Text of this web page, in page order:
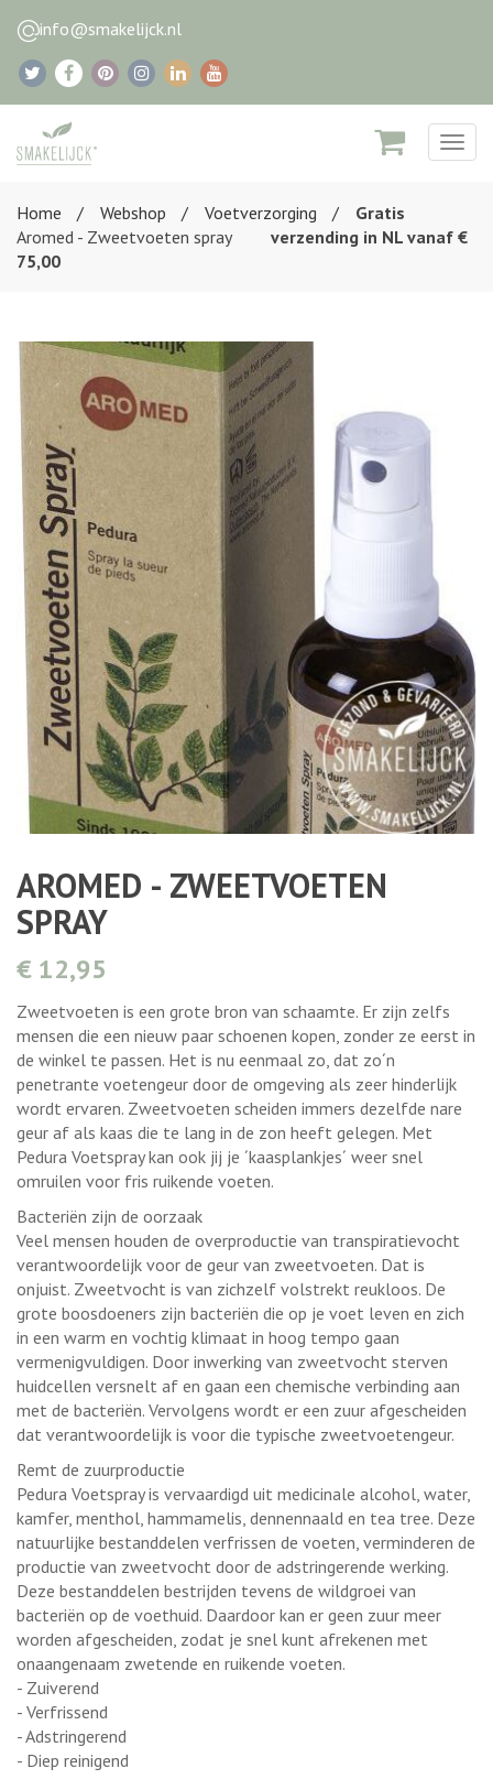
info@smakelijck.nl
Home
Webshop
Voetverzorging
Aromed - Zweetvoeten spray
Gratis
verzending in NL vanaf €
75,00
AROMED - ZWEETVOETEN
SPRAY
€ 12,95
Zweetvoeten is een grote bron van schaamte. Er zijn zelfs
mensen die een nieuw paar schoenen kopen, zonder ze eerst in
de winkel te passen. Het is nu eenmaal zo, dat zo´n
penetrante voetengeur door de omgeving als zeer hinderlijk
wordt ervaren. Zweetvoeten scheiden immers dezelfde nare
geur af als kaas die te lang in de zon heeft gelegen. Met
Pedura Voetspray kan ook jij je ´kaasplankjes´ weer snel
omruilen voor fris ruikende voeten.
Bacteriën zijn de oorzaak
Veel mensen houden de overproductie van transpiratievocht
verantwoordelijk voor de geur van zweetvoeten. Dat is
onjuist. Zweetvocht is van zichzelf volstrekt reukloos. De
grote boosdoeners zijn bacteriën die op je voet leven en zich
in een warm en vochtig klimaat in hoog tempo gaan
vermenigvuldigen. Door inwerking van zweetvocht sterven
huidcellen versnelt af en gaan een chemische verbinding aan
met de bacteriën. Vervolgens wordt er een zuur afgescheiden
dat verantwoordelijk is voor die typische zweetvoetengeur.
Remt de zuurproductie
Pedura Voetspray is vervaardigd uit medicinale alcohol, water,
kamfer, menthol, hammamelis, dennennaald en tea tree. Deze
natuurlijke bestanddelen verfrissen de voeten, verminderen de
productie van zweetvocht door de adstringerende werking.
Deze bestanddelen bestrijden tevens de wildgroei van
bacteriën op de voethuid. Daardoor kan er geen zuur meer
worden afgescheiden, zodat je snel kunt afrekenen met
onaangenaam zwetende en ruikende voeten.
- Zuiverend
- Verfrissend
- Adstringerend
- Diep reinigend